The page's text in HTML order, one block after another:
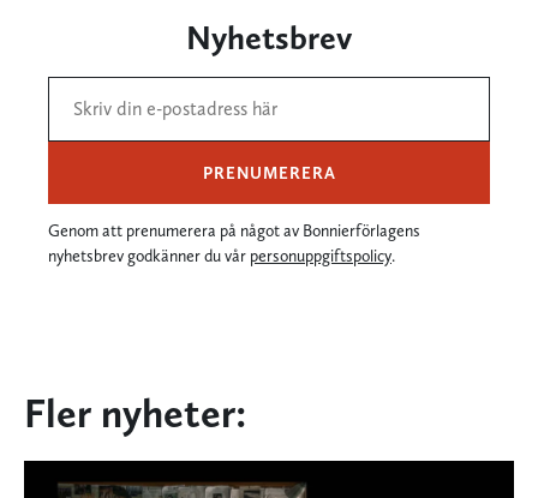
Nyhetsbrev
PRENUMERERA
Genom att prenumerera på något av Bonnierförlagens
nyhetsbrev godkänner du vår personuppgiftspolicy.
Fler nyheter: